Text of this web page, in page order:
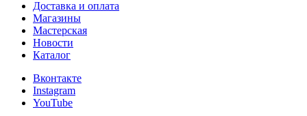
Доставка и оплата
Магазины
Мастерская
Новости
Каталог
Вконтакте
Instagram
YouTube